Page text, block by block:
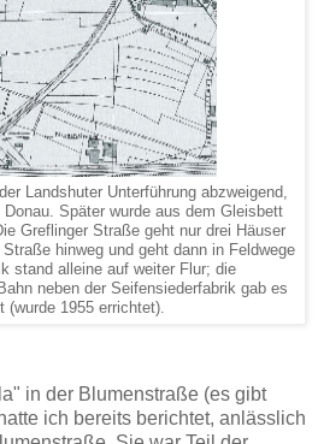
Landshuter Unterführung abzweigend,
Später wurde aus dem Gleisbett
Greflinger Straße geht nur drei Häuser
hinweg und geht dann in Feldwege
stand alleine auf weiter Flur; die
neben der Seifensiederfabrik gab es
(wurde 1955 errichtet).
in der Blumenstraße (es gibt
ich bereits berichtet, anlässlich